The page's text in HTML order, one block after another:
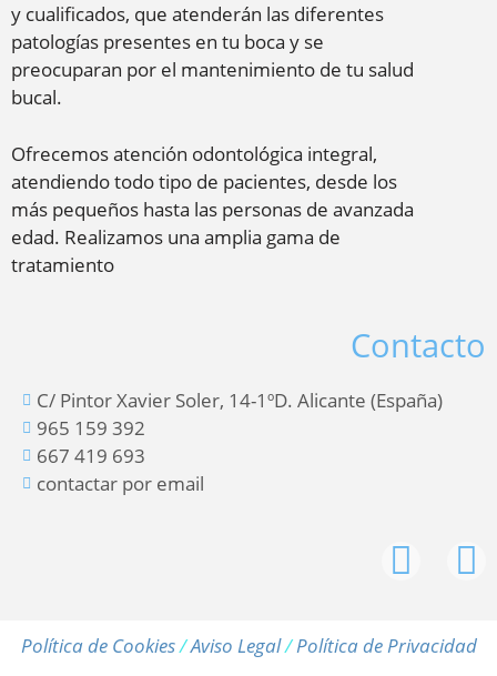
y cualificados, que atenderán las diferentes
patologías presentes en tu boca y se
preocuparan por el mantenimiento de tu salud
bucal.
Ofrecemos atención odontológica integral,
atendiendo todo tipo de pacientes, desde los
más pequeños hasta las personas de avanzada
edad. Realizamos una amplia gama de
tratamiento
Contacto
C/ Pintor Xavier Soler, 14-1ºD. Alicante (España)
965 159 392
667 419 693
contactar por email
Política de Cookies/Aviso Legal/Política de Privacidad